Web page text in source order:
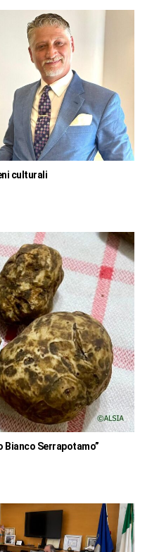
culturali
Bianco Serrapotamo”